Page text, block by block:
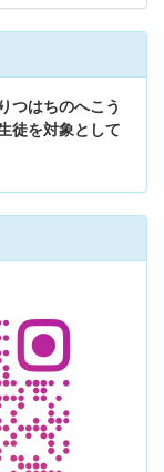
つはちのへこう
徒を対象として